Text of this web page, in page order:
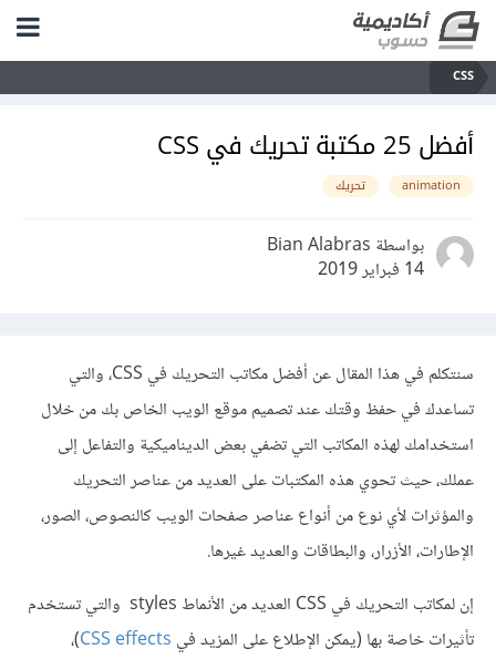
CSS
أفضل 25 مكتبة تحريك في CSS
animation تحريك
بواسطة Bian Alabras
14 فبراير 2019
سنتكلم في هذا المقال عن أفضل مكاتب التحريك في ‏CSS، والتي
تساعدك في حفظ وقتك عند تصميم ‏موقع الويب الخاص بك من خلال
استخدامك لهذه المكاتب التي تضفي بعض الديناميكية والتفاعل إلى
‏عملك، حيث تحوي هذه المكتبات على العديد من عناصر ‏التحريك
والمؤثرات لأي نوع من أنواع عناصر صفحات الويب كالنصوص، الصور،
الإطارات، الأزرار، والبطاقات والعديد غيرها.
إن لمكاتب التحريك في CSS العديد من الأنماط styles والتي تستخدم
تأثيرات خاصة بها (يمكن الإطلاع على المزيد في CSS effects)،